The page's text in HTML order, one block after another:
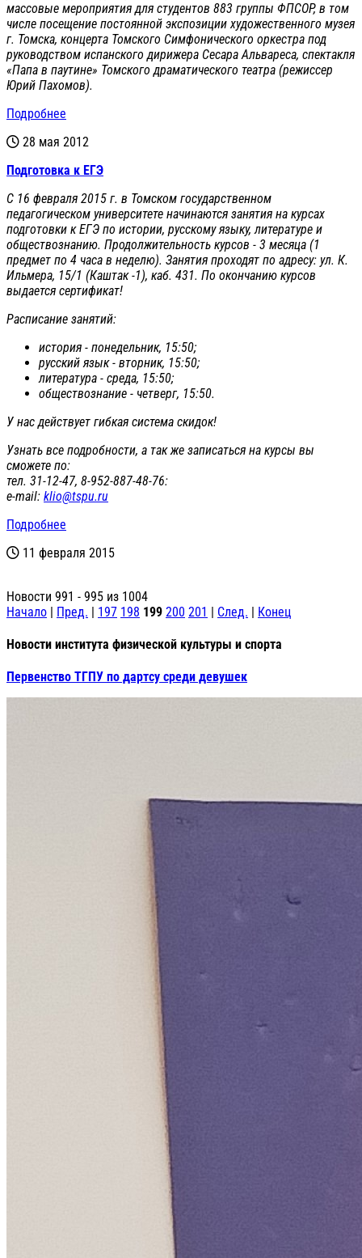
массовые мероприятия для студентов 883 группы ФПCОР, в том
числе посещение постоянной экспозиции художественного музея
г. Томска, концерта Томского Симфонического оркестра под
руководством испанского дирижера Сесара Альвареса, спектакля
«Папа в паутине» Томского драматического театра (режиссер
Юрий Пахомов).
Подробнее
28 мая 2012
Подготовка к ЕГЭ
С 16 февраля 2015 г. в Томском государственном
педагогическом университете начинаются занятия на курсах
подготовки к ЕГЭ по истории, русскому языку, литературе и
обществознанию. Продолжительность курсов - 3 месяца (1
предмет по 4 часа в неделю). Занятия проходят по адресу: ул. К.
Ильмера, 15/1 (Каштак -1), каб. 431. По окончанию курсов
выдается сертификат!
Расписание занятий:
история - понедельник, 15:50;
русский язык - вторник, 15:50;
литература - среда, 15:50;
обществознание - четверг, 15:50.
У нас действует гибкая система скидок!
Узнать все подробности, а так же записаться на курсы вы
сможете по:
тел. 31-12-47, 8-952-887-48-76:
е-mail: klio@tspu.ru
Подробнее
11 февраля 2015
Новости 991 - 995 из 1004
Начало | Пред. | 197 198 199 200 201 | След. | Конец
Новости института физической культуры и спорта
Первенство ТГПУ по дартсу среди девушек